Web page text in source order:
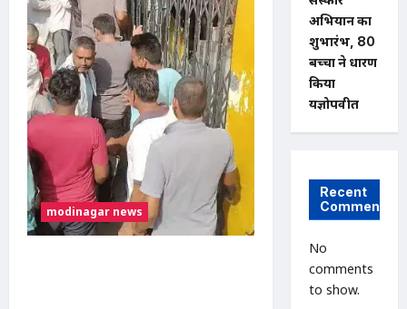
विधायक
पर
निजी
स्कूल
लाभ
पहुंचाने
का
आरोप,
CM
से
शिकायत
modinagar news
अभियान का
शुभारंभ, 80
बच्चों ने धारण
किया
यज्ञोपवीत
Recent
Comments
No
comments
to show.